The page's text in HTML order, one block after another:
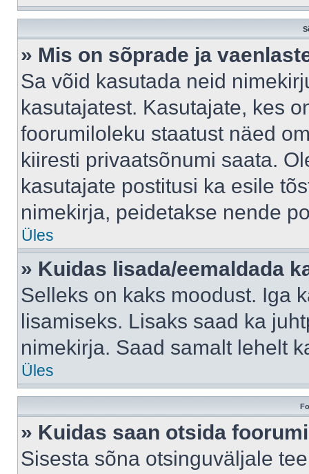
» Mis on sõprade ja
Sa võid kasutada neid
kasutajatest. Kasutajate, kes
foorumiloleku staatust näed
kiiresti privaatsõnumi saata.
kasutajate postitusi ka esile
nimekirja, peidetakse nende
Üles
» Kuidas lisada/eemaldada
Selleks on kaks moodust. Iga
lisamiseks. Lisaks saad ka
nimekirja. Saad samalt lehelt
Üles
» Kuidas saan otsida
Sisesta sõna otsinguväljale